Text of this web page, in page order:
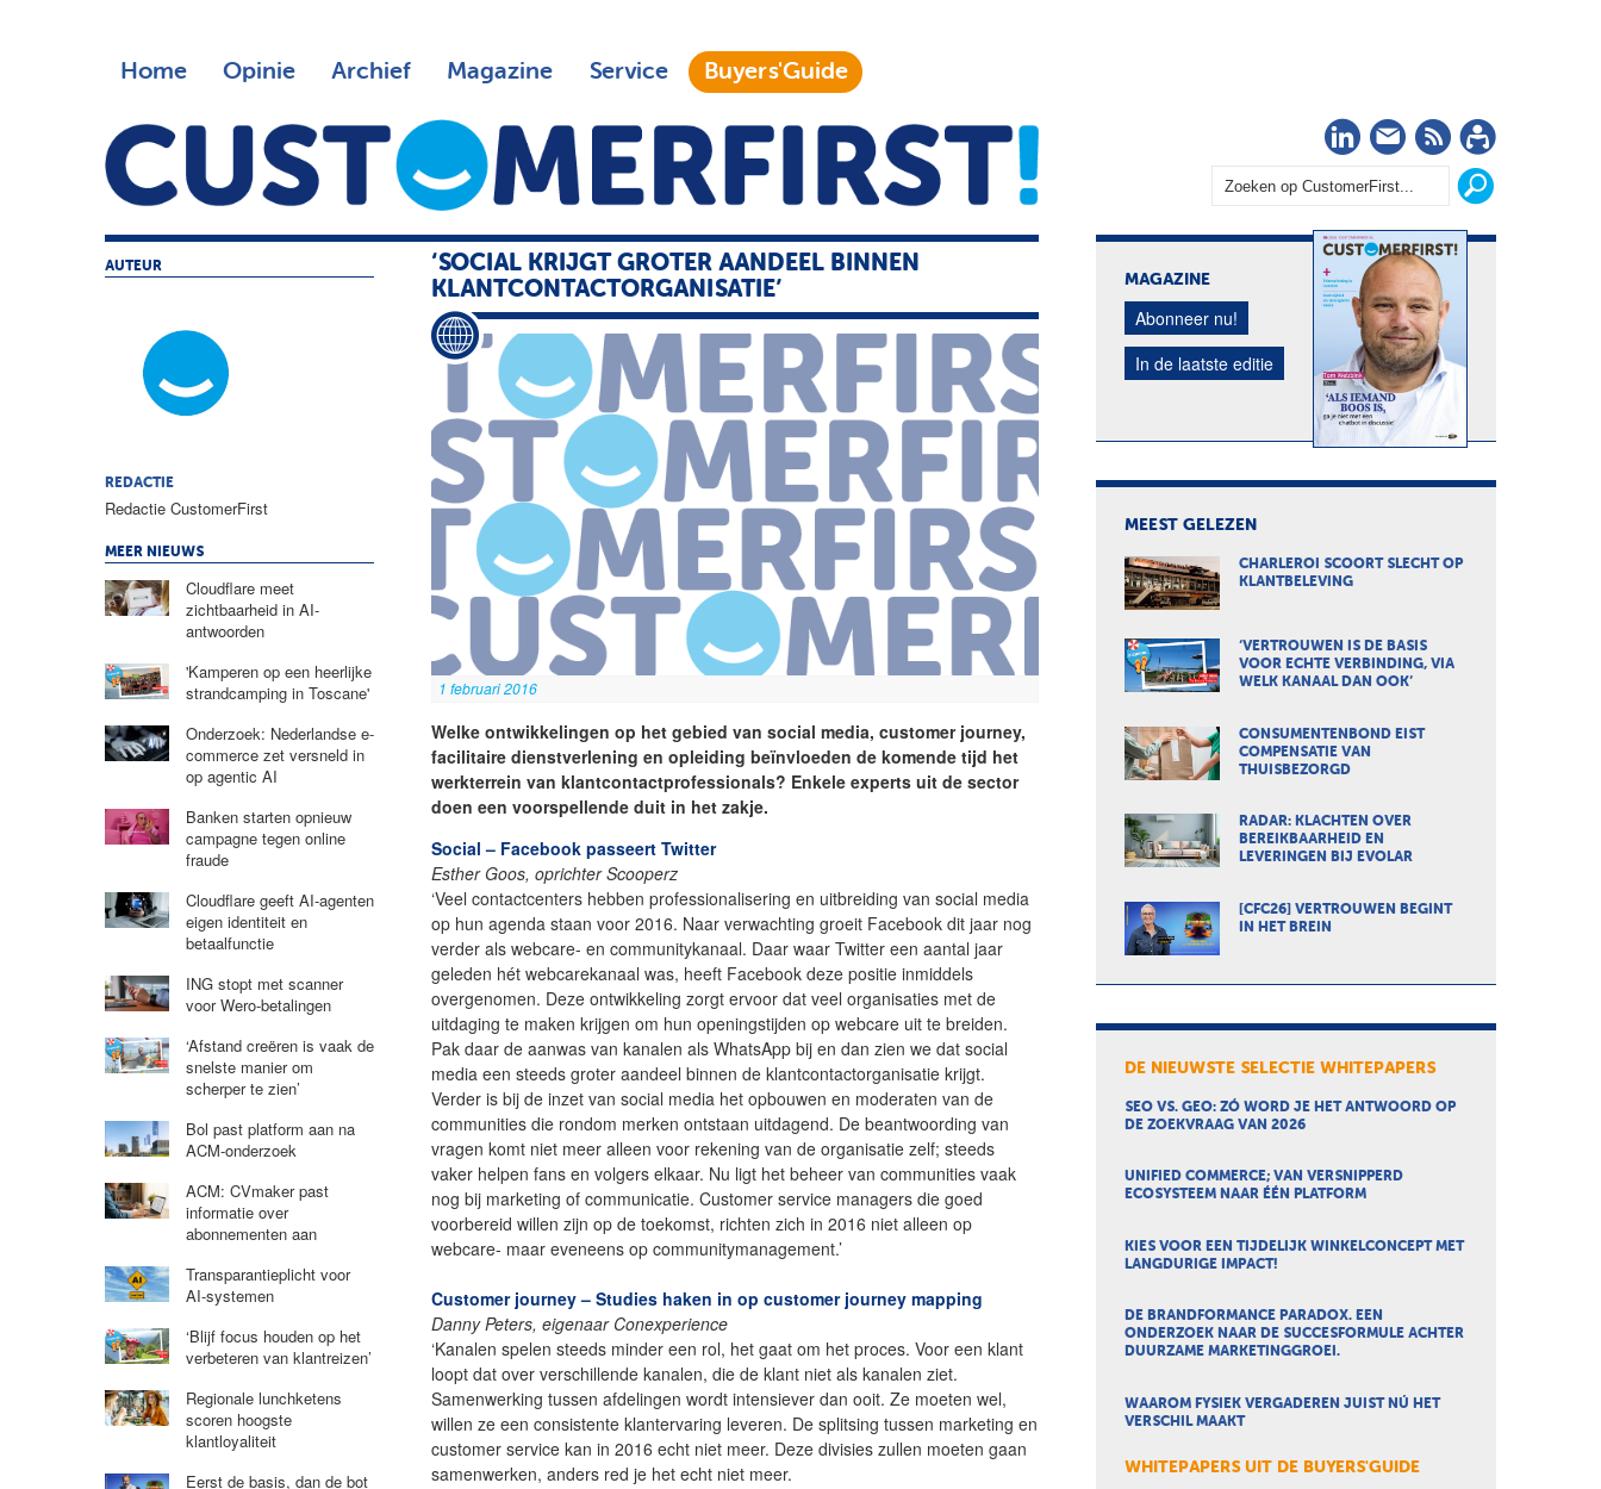
Home Opinie Archief Magazine Service Buyers'Guide
LinkedIn
Nieuwsbrief
RSS
‘SOCIAL KRIJGT GROTER AANDEEL BINNEN
KLANTCONTACTORGANISATIE’
1 februari 2016
Welke ontwikkelingen op het gebied van social media, customer journey,
facilitaire dienstverlening en opleiding beïnvloeden de komende tijd het
werkterrein van klantcontactprofessionals? Enkele experts uit de sector
doen een voorspellende duit in het zakje.
Social – Facebook passeert Twitter
Esther Goos, oprichter Scooperz
‘Veel contactcenters hebben professionalisering en uitbreiding van social media
op hun agenda staan voor 2016. Naar verwachting groeit Facebook dit jaar nog
verder als webcare- en communitykanaal. Daar waar Twitter een aantal jaar
geleden hét webcarekanaal was, heeft Facebook deze positie inmiddels
overgenomen. Deze ontwikkeling zorgt ervoor dat veel organisaties met de
uitdaging te maken krijgen om hun openingstijden op webcare uit te breiden.
Pak daar de aanwas van kanalen als WhatsApp bij en dan zien we dat social
media een steeds groter aandeel binnen de klantcontactorganisatie krijgt.
Verder is bij de inzet van social media het opbouwen en moderaten van de
communities die rondom merken ontstaan uitdagend. De beantwoording van
vragen komt niet meer alleen voor rekening van de organisatie zelf; steeds
vaker helpen fans en volgers elkaar. Nu ligt het beheer van communities vaak
nog bij marketing of communicatie. Customer service managers die goed
voorbereid willen zijn op de toekomst, richten zich in 2016 niet alleen op
webcare- maar eveneens op communitymanagement.’
Customer journey – Studies haken in op customer journey mapping
Danny Peters, eigenaar Conexperience
‘Kanalen spelen steeds minder een rol, het gaat om het proces. Voor een klant
loopt dat over verschillende kanalen, die de klant niet als kanalen ziet.
Samenwerking tussen afdelingen wordt intensiever dan ooit. Ze moeten wel,
willen ze een consistente klantervaring leveren. De splitsing tussen marketing en
customer service kan in 2016 echt niet meer. Deze divisies zullen moeten gaan
samenwerken, anders red je het echt niet meer.
AUTEUR
REDACTIE
Redactie CustomerFirst
MEER NIEUWS
Cloudflare meet
zichtbaarheid in AI-
antwoorden
'Kamperen op een heerlijke
strandcamping in Toscane'
Onderzoek: Nederlandse e-
commerce zet versneld in
op agentic AI
Banken starten opnieuw
campagne tegen online
fraude
Cloudflare geeft AI-agenten
eigen identiteit en
betaalfunctie
ING stopt met scanner
voor Wero-betalingen
‘Afstand creëren is vaak de
snelste manier om
scherper te zien’
Bol past platform aan na
ACM-onderzoek
ACM: CVmaker past
informatie over
abonnementen aan
Transparantieplicht voor
AI-systemen
‘Blijf focus houden op het
verbeteren van klantreizen’
Regionale lunchketens
scoren hoogste
klantloyaliteit
Eerst de basis, dan de bot
MAGAZINE
Abonneer nu!
In de laatste editie
MEEST GELEZEN
CHARLEROI SCOORT SLECHT OP
KLANTBELEVING
‘VERTROUWEN IS DE BASIS
VOOR ECHTE VERBINDING, VIA
WELK KANAAL DAN OOK’
CONSUMENTENBOND EIST
COMPENSATIE VAN
THUISBEZORGD
RADAR: KLACHTEN OVER
BEREIKBAARHEID EN
LEVERINGEN BIJ EVOLAR
[CFC26] VERTROUWEN BEGINT
IN HET BREIN
DE NIEUWSTE SELECTIE WHITEPAPERS
SEO VS. GEO: ZÓ WORD JE HET ANTWOORD OP
DE ZOEKVRAAG VAN 2026
UNIFIED COMMERCE; VAN VERSNIPPERD
ECOSYSTEEM NAAR ÉÉN PLATFORM
KIES VOOR EEN TIJDELIJK WINKELCONCEPT MET
LANGDURIGE IMPACT!
DE BRANDFORMANCE PARADOX. EEN
ONDERZOEK NAAR DE SUCCESFORMULE ACHTER
DUURZAME MARKETINGGROEI.
WAAROM FYSIEK VERGADEREN JUIST NÚ HET
VERSCHIL MAAKT
WHITEPAPERS UIT DE BUYERS'GUIDE